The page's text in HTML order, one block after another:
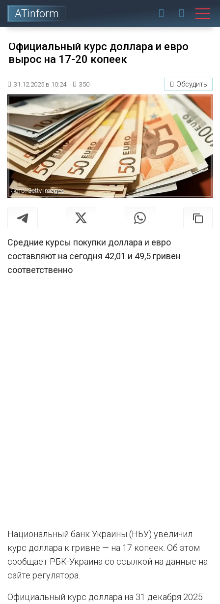
ATinform
Официальный курс доллара и евро
вырос на 17-20 копеек
31.12.2025 в 10:24 350 Обсудить
Фото: Getty Images
Средние курсы покупки доллара и евро
составляют на сегодня 42,01 и 49,5 гривен
соответственно
Национальный банк Украины (НБУ) увеличил
курс доллара к гривне — на 17 копеек. Об этом
сообщает РБК-Украина со ссылкой на данные на
сайте регулятора.
Официальный курс доллара на 31 декабря 2025